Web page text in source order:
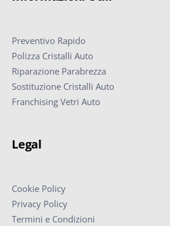
Preventivo Rapido
Polizza Cristalli Auto
Riparazione Parabrezza
Sostituzione Cristalli Auto
Franchising Vetri Auto
Legal
Cookie Policy
Privacy Policy
Termini e Condizioni